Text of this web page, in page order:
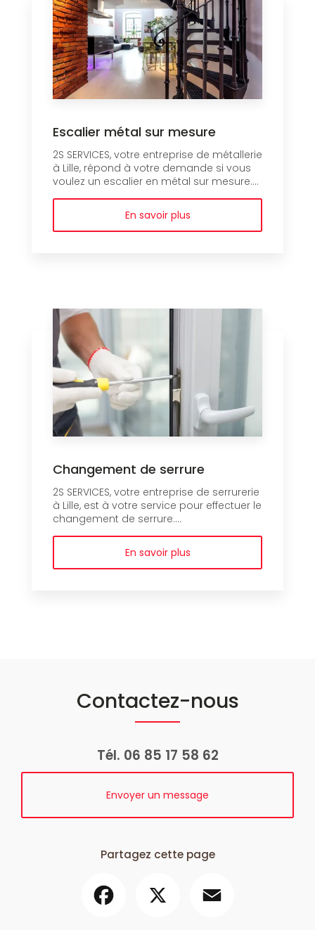
Escalier métal sur mesure
2S SERVICES, votre entreprise de métallerie
à Lille, répond à votre demande si vous
voulez un escalier en métal sur mesure....
En savoir plus
Changement de serrure
2S SERVICES, votre entreprise de serrurerie
à Lille, est à votre service pour effectuer le
changement de serrure....
En savoir plus
Contactez-nous
Tél. 06 85 17 58 62
Envoyer un message
Partagez cette page